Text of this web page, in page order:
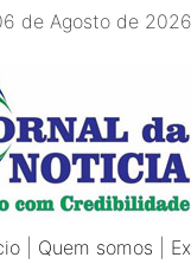
de Agosto de 2026
Quem somos